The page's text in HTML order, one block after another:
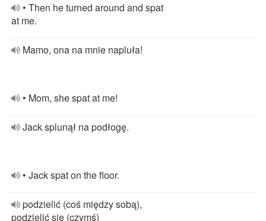
• Then he turned around and spat
at me.
Mamo, ona na mnie napluła!
• Mom, she spat at me!
Jack splunął na podłogę.
• Jack spat on the floor.
podzielić (coś między sobą),
podzielić się (czymś)